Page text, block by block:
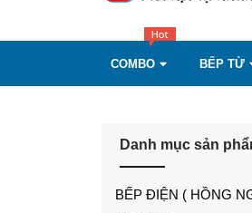
COMBO BẾP TỪ
Danh mục sản
BẾP ĐIỆN ( HỒNG